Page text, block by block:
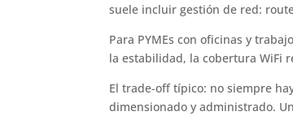
suele incluir gestión de red:
Para PYMEs con oficinas y
la estabilidad, la cobertura WiFi
El trade-off típico: no siempre
dimensionado y administrado.